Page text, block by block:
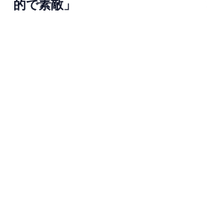
的で素敵」